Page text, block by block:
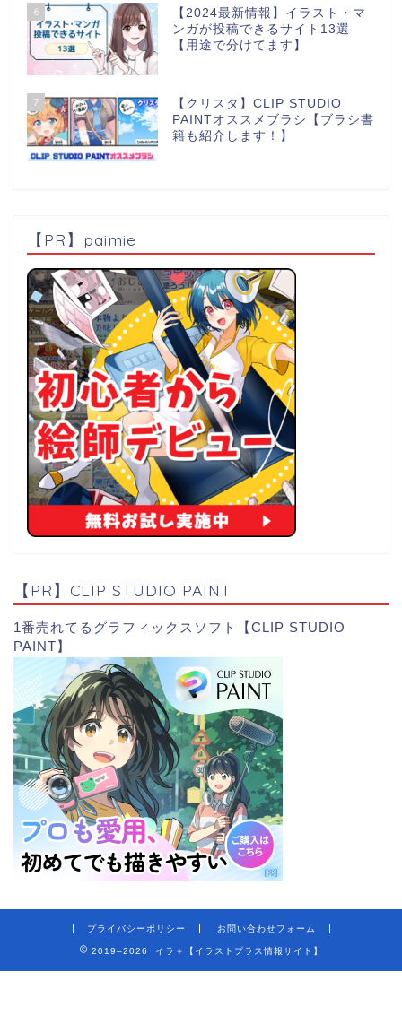
6
【2024最新情報】イラスト・マ
ンガが投稿できるサイト13選
【用途で分けてます】
7
【クリスタ】CLIP STUDIO
PAINTオススメブラシ【ブラシ書
籍も紹介します！】
【PR】paimie
【PR】CLIP STUDIO PAINT
1番売れてるグラフィックスソフト【CLIP STUDIO
PAINT】
プライバシーポリシー お問い合わせフォーム
2019–2026 イラ＋【イラストプラス情報サイト】